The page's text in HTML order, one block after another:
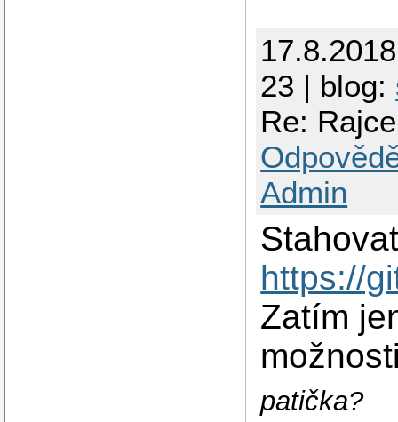
23 | blog:
Re:
Admin
https://
Zatím
patička?